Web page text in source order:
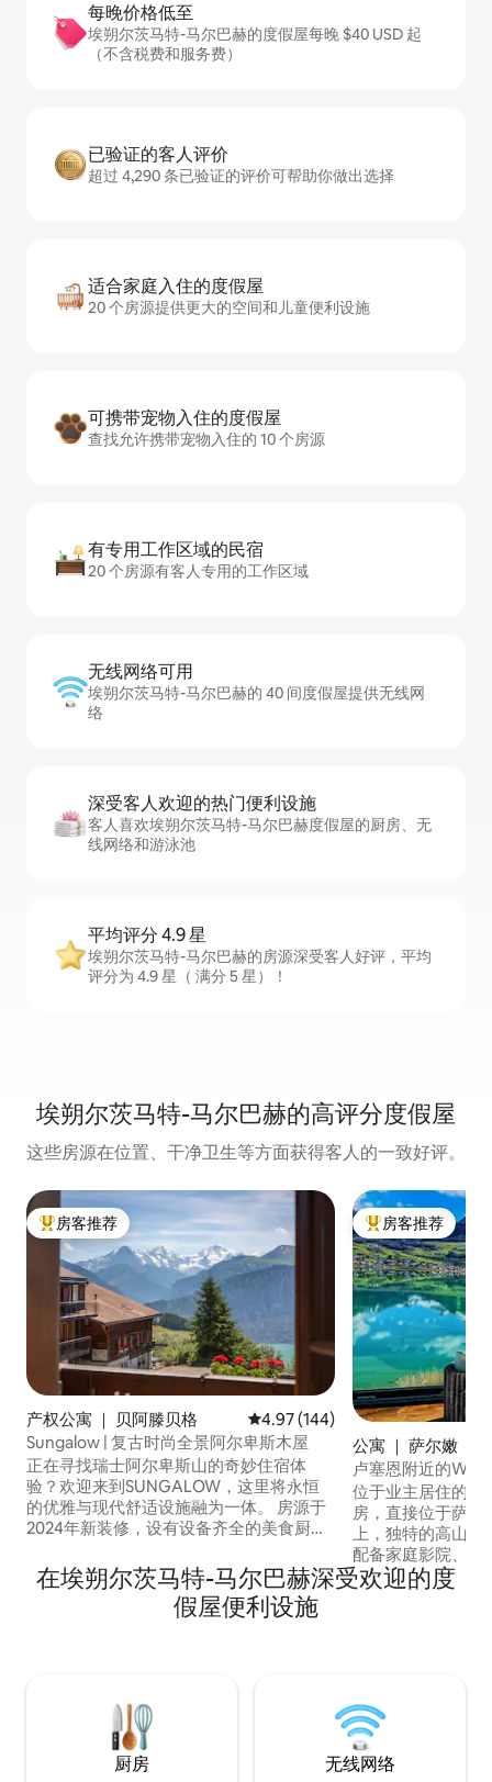
每晚价格低至
埃朔尔茨马特-马尔巴赫的度假屋每晚 $40 USD 起
（不含税费和服务费）
已验证的客人评价
超过 4,290 条已验证的评价可帮助你做出选择
适合家庭入住的度假屋
20 个房源提供更大的空间和儿童便利设施
可携带宠物入住的度假屋
查找允许携带宠物入住的 10 个房源
有专用工作区域的民宿
20 个房源有客人专用的工作区域
无线网络可用
埃朔尔茨马特-马尔巴赫的 40 间度假屋提供无线网
络
深受客人欢迎的热门便利设施
客人喜欢埃朔尔茨马特-马尔巴赫度假屋的厨房、无
线网络和游泳池
平均评分 4.9 星
埃朔尔茨马特-马尔巴赫的房源深受客人好评，平均
评分为 4.9 星（ 满分 5 星）！
埃朔尔茨马特-马尔巴赫的高评分度假屋
这些房源在位置、干净卫生等方面获得客人的一致好评。
热门「房客推荐」
房客推荐
产权公寓 ｜ 贝阿滕贝格 平均评分 4.97 分（满分 5 分），
4.97 (144)
Sungalow | 复古时尚全景阿尔卑斯木屋
正在寻找瑞士阿尔卑斯山的奇妙住宿体
验？欢迎来到SUNGALOW，这里将永恒
的优雅与现代舒适设施融为一体。 房源于
2024年新装修，设有设备齐全的美食厨
赏图恩湖（Lake Thun）和艾格峰
（Eiger）、门赫峰（Mönch）和少女峰
（Jungfrau）的美景。 距离前往因特拉肯
热门「房客推荐」
房客推荐
公寓 ｜ 萨尔嫩
卢塞恩附近的
位于业主居住的
房，直接位于萨尔
上，独特的高山景
配备家庭影院、全
和卫生间（均为私
房客，楼下还有一
能在 1 小时内到达
在埃朔尔茨马特-马尔巴赫深受欢迎的度
假屋便利设施
厨房 无线网络